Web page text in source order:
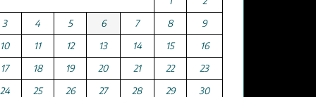
3
4 5 6 7 8
9
10
11 12 13 14 15
16
17
18 19 20 21 22
23
24
25 26 27 28 29
30